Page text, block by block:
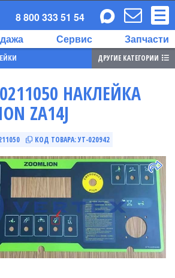
Сервис Запчасти
8 800 333 51 54
ДРУГИЕ КАТЕГОРИИ
НАКЛЕЙКА
ZA14J
КОД ТОВАРА:УТ-020942